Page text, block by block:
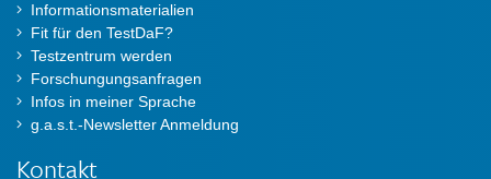
Informationsmaterialien
Fit für den TestDaF?
Testzentrum werden
Forschungungsanfragen
Infos in meiner Sprache
g.a.s.t.-Newsletter Anmeldung
Kontakt